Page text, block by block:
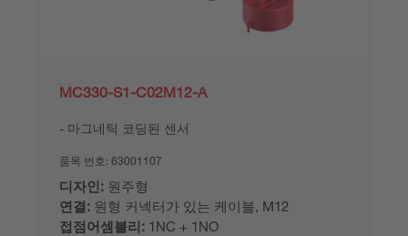
MC330-S1-C02M12-A
마그네틱 코딩된 센서
품목 번호: 63001107
디자인: 원주형
연결: 원형 커넥터가 있는 케이블, M12
접점어셈블리: 1NC + 1NO